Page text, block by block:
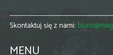
Skontaktuj się z nami:
MENU